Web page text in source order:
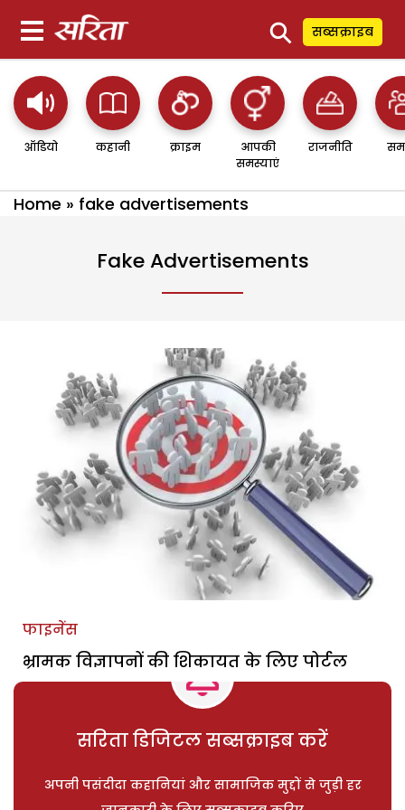
⚲ सब्सक्राइब
ऑडियो कहानी क्राइम
आपकी
समस्याएं
राजनीति
Home » fake advertisements
Fake Advertisements
फाइनेंस
भ्रामक विज्ञापनों की शिकायत के लिए पोर्टल
सरिता डिजिटल सब्सक्राइब करें
अपनी पसंदीदा कहानियां और सामाजिक मुद्दों से जुड़ी हर